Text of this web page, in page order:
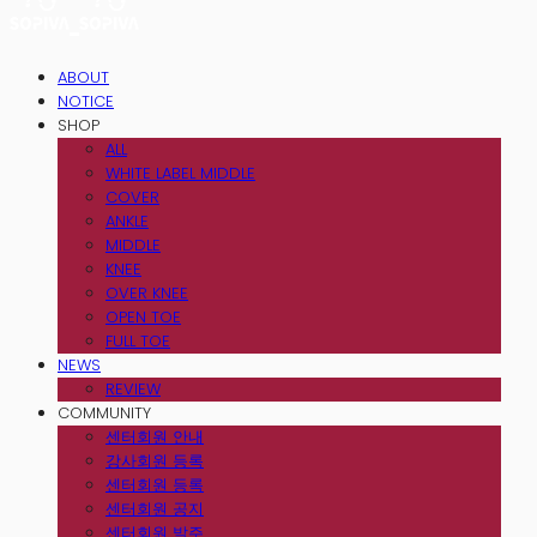
ABOUT
NOTICE
SHOP
ALL
WHITE LABEL MIDDLE
COVER
ANKLE
MIDDLE
KNEE
OVER KNEE
OPEN TOE
FULL TOE
NEWS
REVIEW
COMMUNITY
센터회원 안내
강사회원 등록
센터회원 등록
센터회원 공지
센터회원 발주